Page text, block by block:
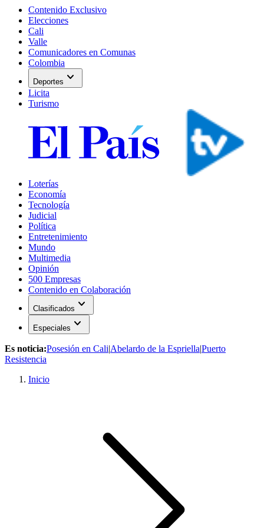
Contenido Exclusivo
Elecciones
Cali
Valle
Comunicadores en Comunas
Colombia
Deportes expand_more
Licita
Turismo
Loterías
Economía
Tecnología
Judicial
Política
Entretenimiento
Mundo
Multimedia
Opinión
500 Empresas
Contenido en Colaboración
Clasificados expand_more
Especiales expand_more
Es noticia:Posesión en Cali|Abelardo de la Espriella|Puerto
Resistencia
Inicio